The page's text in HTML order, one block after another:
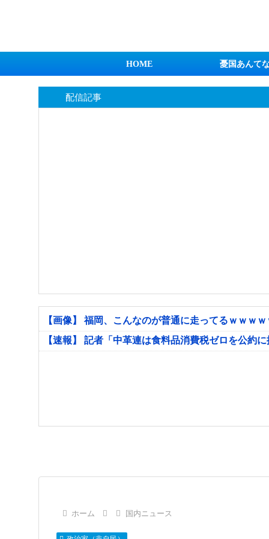
HOME 憂国あんて
配信記事
【画像】 福岡、こんなのが普通に走ってるｗｗｗ
【速報】 記者「中革連は食料品消費税ゼロを公約
ホーム 国内ニュース